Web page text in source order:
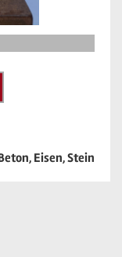
Eisen, Stein